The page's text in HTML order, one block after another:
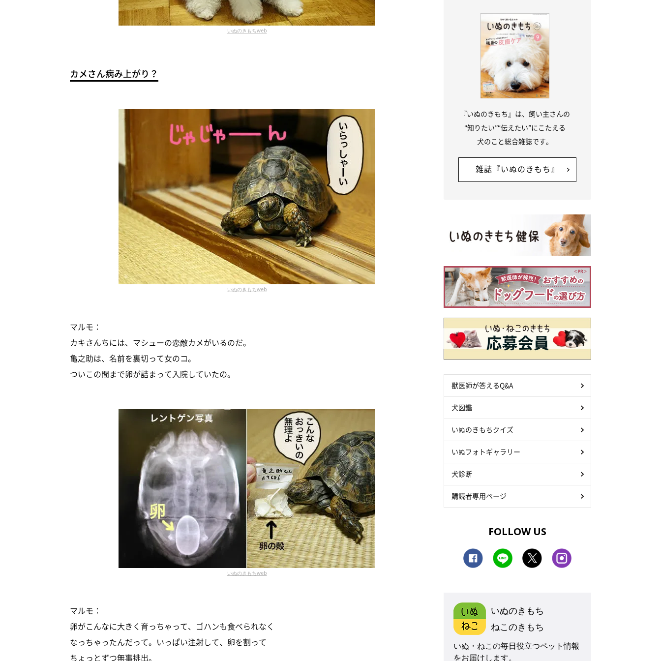
いぬのきもちweb
カメさん病み上がり？
いぬのきもちweb
マルモ：
カキさんちには、マシューの恋敵カメがいるのだ。
亀之助は、名前を裏切って女のコ。
ついこの間まで卵が詰まって入院していたの。
いぬのきもちweb
マルモ：
卵がこんなに大きく育っちゃって、ゴハンも食べられなく
なっちゃったんだって。いっぱい注射して、卵を割って
ちょっとずつ無事排出。
『いぬのきもち』は、飼い主さんの
“知りたい”“伝えたい”にこたえる
犬のこと総合雑誌です。
雑誌『いぬのきもち』
獣医師が答えるQ&A
犬図鑑
いぬのきもちクイズ
いぬフォトギャラリー
犬診断
購読者専用ページ
FOLLOW US
いぬのきもち
ねこのきもち
いぬ・ねこの毎日役立つペット情報
をお届けします。